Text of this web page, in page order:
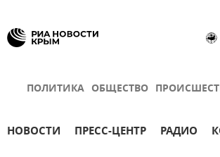
ПОЛИТИКА ОБЩЕСТВО
НОВОСТИ ПРЕСС-ЦЕНТР РАДИО